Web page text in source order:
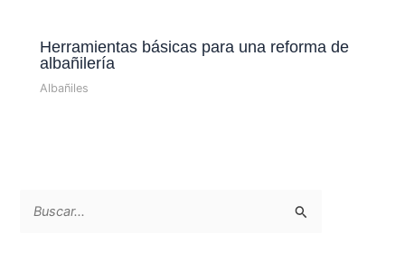
Herramientas básicas para una reforma de
albañilería
Albañiles